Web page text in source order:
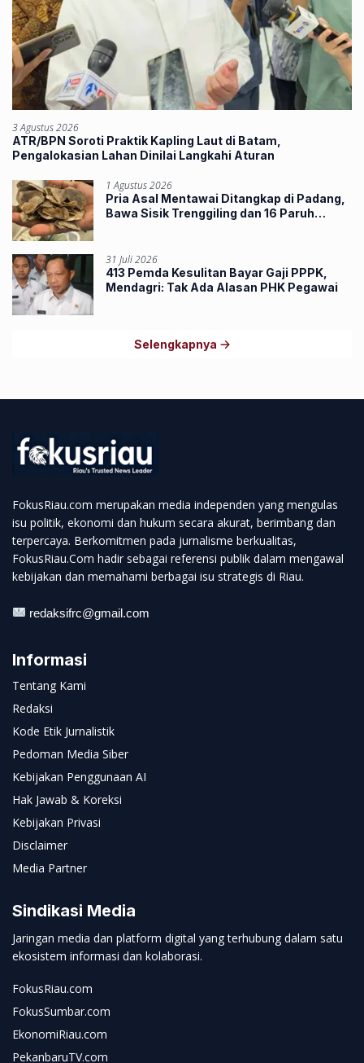
3 Agustus 2026
ATR/BPN Soroti Praktik Kapling Laut di Batam,
Pengalokasian Lahan Dinilai Langkahi Aturan
1 Agustus 2026
Pria Asal Mentawai Ditangkap di Padang,
Bawa Sisik Trenggiling dan 16 Paruh
31 Juli 2026
413 Pemda Kesulitan Bayar Gaji PPPK,
Mendagri: Tak Ada Alasan PHK Pegawai
Selengkapnya
FokusRiau.com merupakan media independen yang mengulas
isu politik, ekonomi dan hukum secara akurat, berimbang dan
terpercaya. Berkomitmen pada jurnalisme berkualitas,
FokusRiau.Com hadir sebagai referensi publik dalam mengawal
kebijakan dan memahami berbagai isu strategis di Riau.
redaksifrc@gmail.com
Informasi
Tentang Kami
Redaksi
Kode Etik Jurnalistik
Pedoman Media Siber
Kebijakan Penggunaan AI
Hak Jawab & Koreksi
Kebijakan Privasi
Disclaimer
Media Partner
Sindikasi Media
Jaringan media dan platform digital yang terhubung dalam satu
ekosistem informasi dan kolaborasi.
FokusRiau.com
FokusSumbar.com
EkonomiRiau.com
PekanbaruTV.com